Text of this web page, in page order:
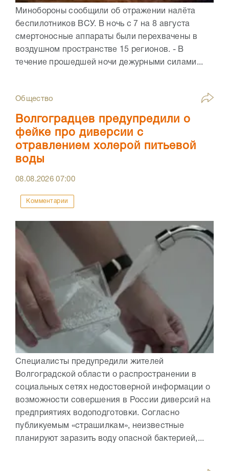
Минобороны сообщили об отражении налёта
беспилотников ВСУ. В ночь с 7 на 8 августа
смертоносные аппараты были перехвачены в
воздушном пространстве 15 регионов. - В
течение прошедшей ночи дежурными силами...
Общество
Волгоградцев предупредили о
фейке про диверсии с
отравлением холерой питьевой
воды
08.08.202607:00
Комментарии
Специалисты предупредили жителей
Волгоградской области о распространении в
социальных сетях недостоверной информации о
возможности совершения в России диверсий на
предприятиях водоподготовки. Согласно
публикуемым «страшилкам», неизвестные
планируют заразить воду опасной бактерией,...